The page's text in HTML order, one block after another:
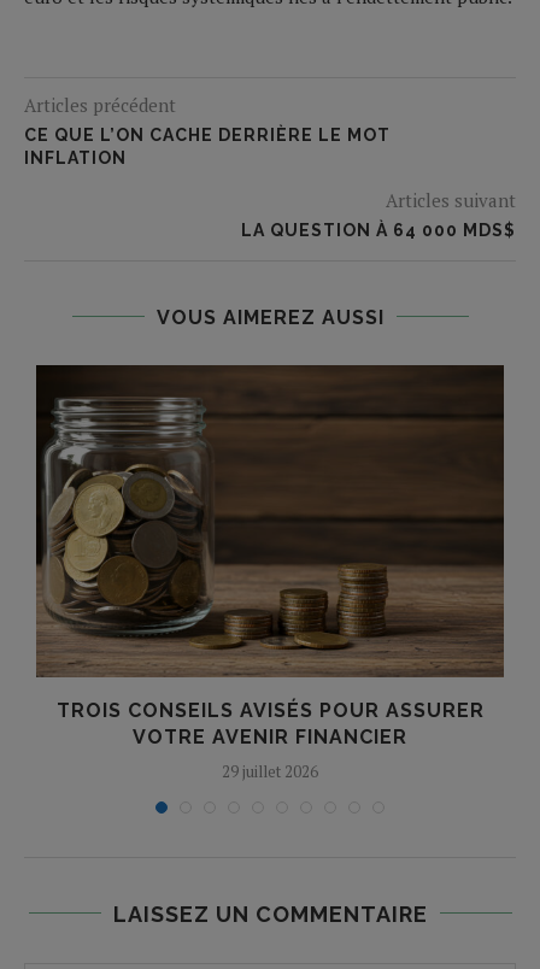
Articles précédent
CE QUE L’ON CACHE DERRIÈRE LE MOT
INFLATION
Articles suivant
LA QUESTION À 64 000 MDS$
VOUS AIMEREZ AUSSI
TROIS CONSEILS AVISÉS POUR ASSURER
VOTRE AVENIR FINANCIER
29 juillet 2026
LAISSEZ UN COMMENTAIRE